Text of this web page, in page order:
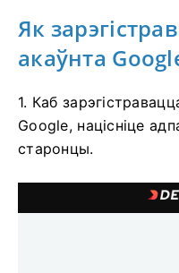
Як
акаўнта
1. Каб
Google, націсніце
старонцы.